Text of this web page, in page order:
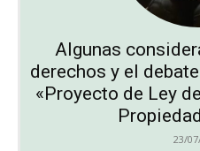
Algunas
derechos y el
«Proyecto de Ley
23/